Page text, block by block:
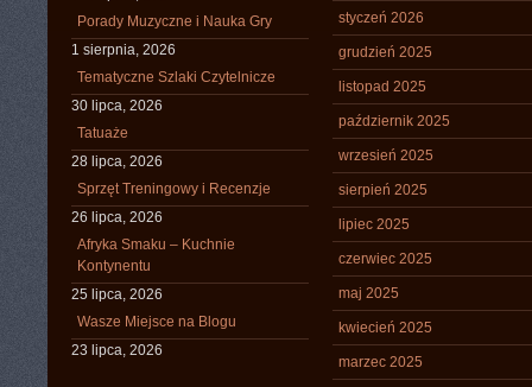
Porady Muzyczne i Nauka Gry
1 sierpnia, 2026
Tematyczne Szlaki Czytelnicze
30 lipca, 2026
Tatuaże
28 lipca, 2026
Sprzęt Treningowy i Recenzje
26 lipca, 2026
Afryka Smaku – Kuchnie
Kontynentu
25 lipca, 2026
Wasze Miejsce na Blogu
23 lipca, 2026
styczeń 2026
grudzień 2025
listopad 2025
październik 2025
wrzesień 2025
sierpień 2025
lipiec 2025
czerwiec 2025
maj 2025
kwiecień 2025
marzec 2025